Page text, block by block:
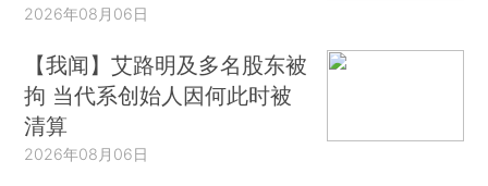
2026年08月06日
【我闻】艾路明及多名股东被
拘 当代系创始人因何此时被
清算
2026年08月06日